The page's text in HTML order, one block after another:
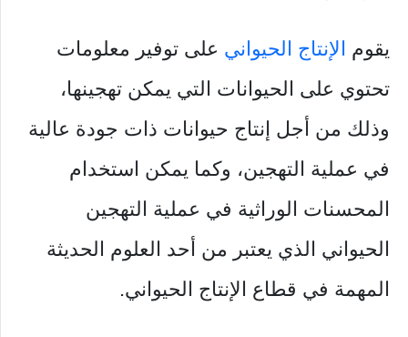
يقوم الإنتاج الحيواني على توفير معلومات
تحتوي على الحيوانات التي يمكن تهجينها،
وذلك من أجل إنتاج حيوانات ذات جودة عالية
في عملية التهجين، وكما يمكن استخدام
المحسنات الوراثية في عملية التهجين
الحيواني الذي يعتبر من أحد العلوم الحديثة
المهمة في قطاع الإنتاج الحيواني.